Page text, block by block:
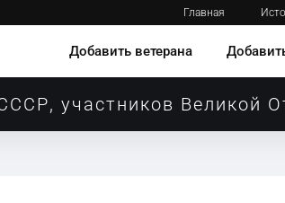
Главная
Добавить ветерана
участников Великой